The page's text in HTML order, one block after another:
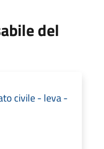
del
civile - leva -